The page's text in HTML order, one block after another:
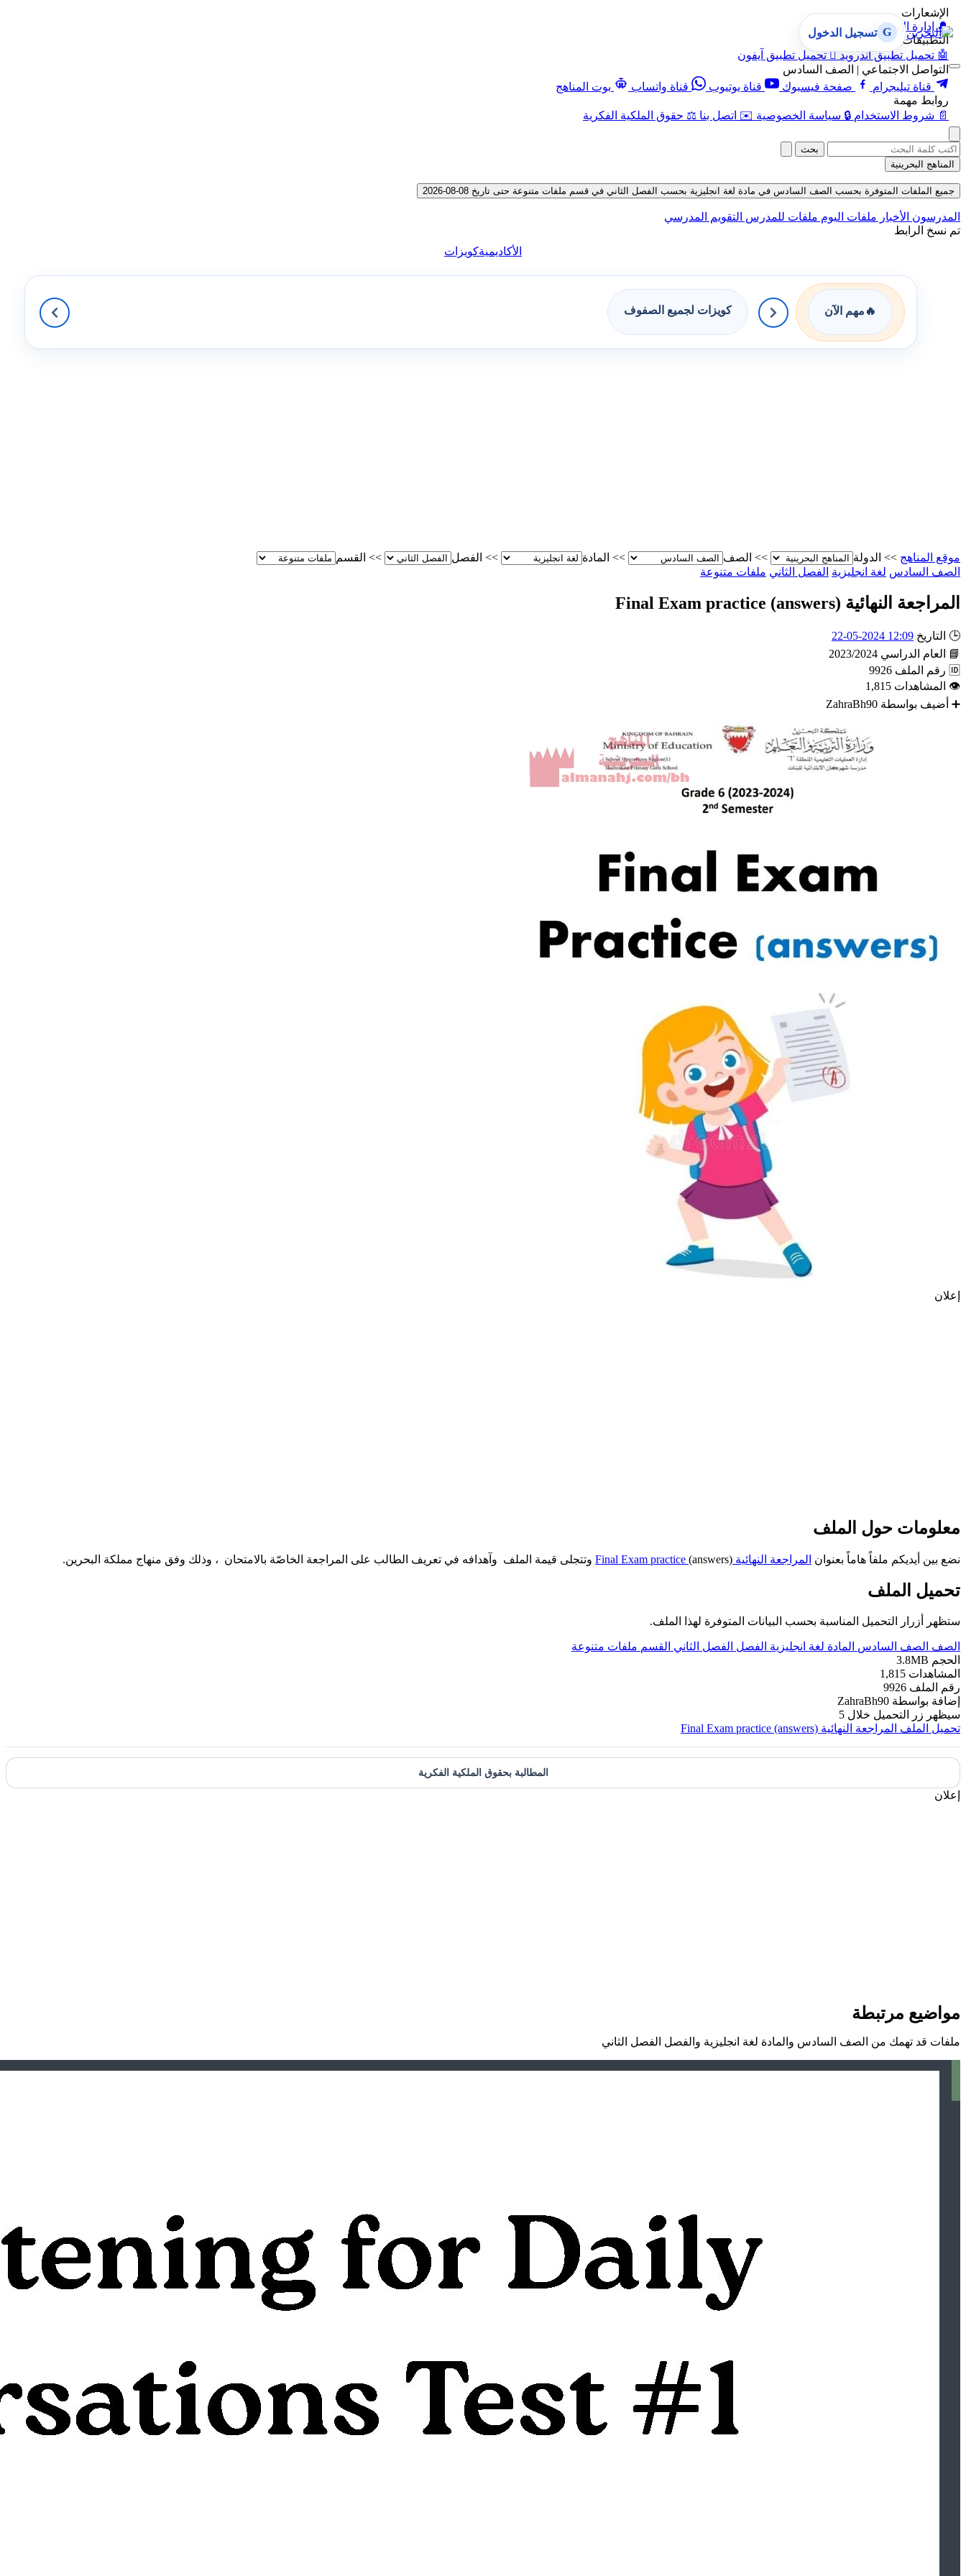
الإشعارات
🔔 إدارة الإشعارات
التطبيقات
🤖 تحميل تطبيق أندرويد  تحميل تطبيق آيفون
التواصل الاجتماعي | الصف السادس
قناة تيليجرام
صفحة فيسبوك قناة يوتيوب قناة واتساب
بوت المناهج
روابط مهمة
📄 شروط الاستخدام 🔒 سياسة الخصوصية ✉️ اتصل بنا ⚖️ حقوق الملكية الفكرية
G تسجيل الدخول
بحث
المناهج البحرينية
جميع الملفات المتوفرة بحسب الصف السادس في مادة لغة انجليزية بحسب الفصل الثاني في قسم ملفات متنوعة حتى تاريخ 08-08-2026
المدرسون الأخبار ملفات اليوم ملفات للمدرس التقويم المدرسي
تم نسخ الرابط
الأكاديميةكويزات
🔥 مهم الآن كويزات لجميع الصفوف
موقع المناهج >> الدولة >> الصف >> المادة >> الفصل >> القسم
الصف السادس لغة انجليزية الفصل الثاني ملفات متنوعة
المراجعة النهائية Final Exam practice (answers)
🕒 التاريخ 12:09 2024-05-22
📘
العام الدراسي 2023/2024
🆔 رقم الملف 9926
👁 المشاهدات 1,815
➕ أضيف بواسطة ZahraBh90
إعلان
معلومات حول الملف
نضع بين أيديكم ملفاً هاماً بعنوان المراجعة النهائية Final Exam practice (answers) وتتجلى قيمة الملف وآهدافه في تعريف الطالب على المراجعة الخاصّة بالامتحان ، وذلك وفق منهاج مملكة البحرين.
تحميل الملف
ستظهر أزرار التحميل المناسبة بحسب البيانات المتوفرة لهذا الملف.
الصف الصف السادس المادة لغة انجليزية الفصل الفصل الثاني القسم ملفات متنوعة
الحجم 3.8MB
المشاهدات 1,815
رقم الملف 9926
إضافة بواسطة ZahraBh90
سيظهر زر التحميل خلال 5
تحميل الملف المراجعة النهائية Final Exam practice (answers)
المطالبة بحقوق الملكية الفكرية
إعلان
مواضيع مرتبطة
ملفات قد تهمك من الصف السادس والمادة لغة انجليزية والفصل الفصل الثاني